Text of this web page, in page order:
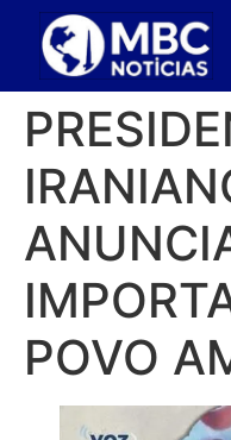
POVO